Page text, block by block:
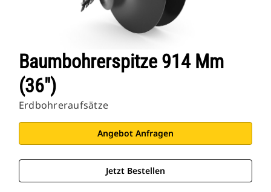
Baumbohrerspitze 914 Mm
(36")
Erdbohreraufsätze
Angebot Anfragen
Jetzt Bestellen